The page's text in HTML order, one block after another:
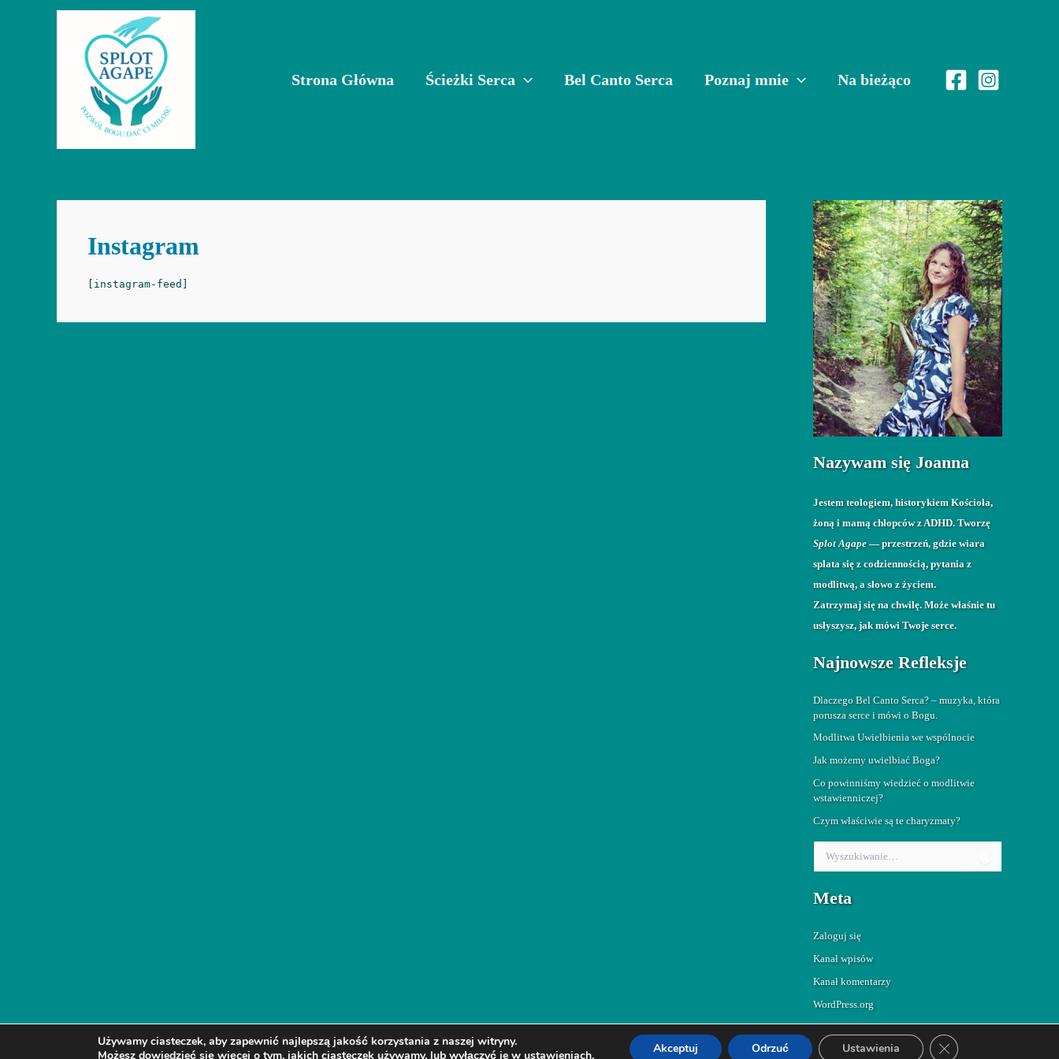
Strona Główna Ścieżki Serca Bel Canto Serca Poznaj mnie Na bieżąco
Instagram
[instagram-feed]
Nazywam się Joanna
Jestem teologiem, historykiem Kościoła,
żoną i mamą chłopców z ADHD. Tworzę
Splot Agape — przestrzeń, gdzie wiara
splata się z codziennością, pytania z
modlitwą, a słowo z życiem.
Zatrzymaj się na chwilę. Może właśnie tu
usłyszysz, jak mówi Twoje serce.
Najnowsze Refleksje
Dlaczego Bel Canto Serca? – muzyka, która
porusza serce i mówi o Bogu.
Modlitwa Uwielbienia we wspólnocie
Jak możemy uwielbiać Boga?
Co powinniśmy wiedzieć o modlitwie
wstawienniczej?
Czym właściwie są te charyzmaty?
k
d
l
Meta
Zaloguj się
Kanał wpisów
Kanał komentarzy
WordPress.org
Używamy ciasteczek, aby zapewnić najlepszą jakość korzystania z naszej witryny.
Możesz dowiedzieć się więcej o tym, jakich ciasteczek używamy, lub wyłączyć je wustawieniach. Akceptuj Odrzuć Ustawienia Zamknij panel